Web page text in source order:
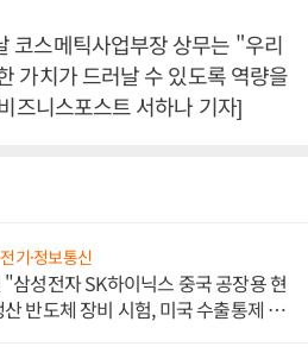
코스메틱사업부장 상무는 "우리
가치가 드러날 수 있도록 역량을
즈니스포스트 서하나 기자]
기·정보통신
"삼성전자 SK하이닉스 중국 공장용 현
반도체 장비 시험, 미국 수출통제 대